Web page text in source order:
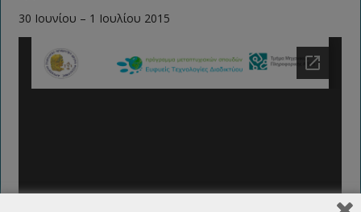
30 Ιουνίου – 1 Ιουλίου 2015